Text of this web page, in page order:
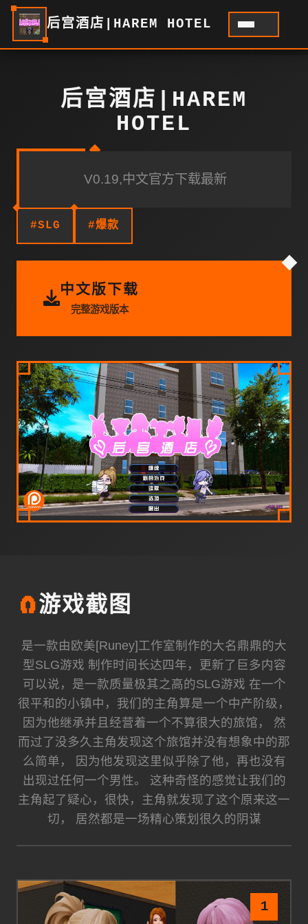
后宫酒店|HAREM HOTEL
后宫酒店|HAREM
HOTEL
V0.19,中文官方下载最新
#SLG #爆款
中文版下载
完整游戏版本
🧲游戏截图
是一款由欧美[Runey]工作室制作的大名鼎鼎的大
型SLG游戏 制作时间长达四年，更新了巨多内容
可以说，是一款质量极其之高的SLG游戏 在一个
很平和的小镇中，我们的主角算是一个中产阶级，
因为他继承并且经营着一个不算很大的旅馆， 然
而过了没多久主角发现这个旅馆并没有想象中的那
么简单， 因为他发现这里似乎除了他，再也没有
出现过任何一个男性。 这种奇怪的感觉让我们的
主角起了疑心，很快，主角就发现了这个原来这一
切， 居然都是一场精心策划很久的阴谋
1